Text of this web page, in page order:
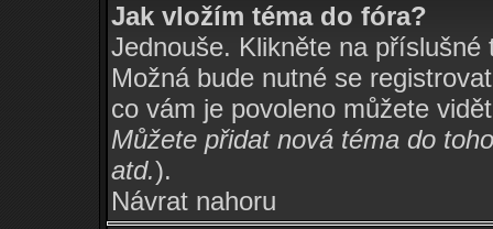
Jak vložím téma do fóra?
Jednouše. Klikněte na
Možná bude nutné se
co vám je povoleno můžete
Můžete přidat nová téma do
atd.).
Návrat nahoru